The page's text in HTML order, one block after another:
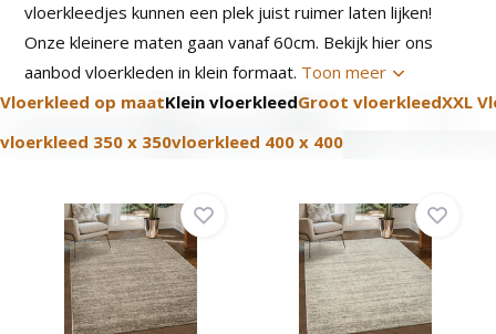
vloerkleedjes kunnen een plek juist ruimer laten lijken!
Onze kleinere maten gaan vanaf 60cm. Bekijk hier ons
aanbod vloerkleden in klein formaat. Toon meer
Vloerkleed op maatKlein vloerkleedGroot vloerkleedXXL
vloerkleed 350 x 350vloerkleed 400 x 400